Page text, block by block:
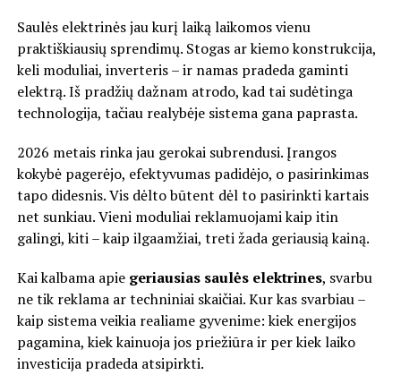
Saulės elektrinės jau kurį laiką laikomos vienu
praktiškiausių sprendimų. Stogas ar kiemo konstrukcija,
keli moduliai, inverteris – ir namas pradeda gaminti
elektrą. Iš pradžių dažnam atrodo, kad tai sudėtinga
technologija, tačiau realybėje sistema gana paprasta.
2026 metais rinka jau gerokai subrendusi. Įrangos
kokybė pagerėjo, efektyvumas padidėjo, o pasirinkimas
tapo didesnis. Vis dėlto būtent dėl to pasirinkti kartais
net sunkiau. Vieni moduliai reklamuojami kaip itin
galingi, kiti – kaip ilgaamžiai, treti žada geriausią kainą.
Kai kalbama apie geriausias saulės elektrines, svarbu
ne tik reklama ar techniniai skaičiai. Kur kas svarbiau –
kaip sistema veikia realiame gyvenime: kiek energijos
pagamina, kiek kainuoja jos priežiūra ir per kiek laiko
investicija pradeda atsipirkti.